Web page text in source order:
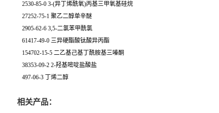
2530-85-0 3-(异丁烯酰氧)丙基三甲氧基硅烷
27252-75-1 聚乙二醇单辛醚
2905-62-6 3,5-二氯苯甲酰氯
61417-49-0 三异硬酯酸钛酸异丙酯
154702-15-5 二乙基己基丁酰胺基三嗪酮
38353-09-2 2-羟基嘧啶盐酸盐
497-06-3 丁烯二醇
相关产品：